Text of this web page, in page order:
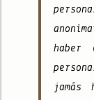
haber
jamás